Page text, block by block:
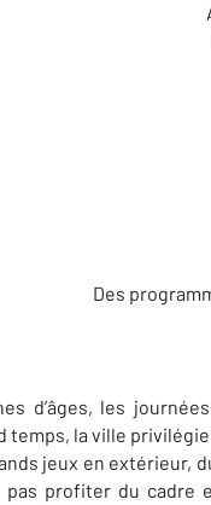
Des
d’âges, les
temps, la ville
jeux en extérieur,
pas profiter du cadre